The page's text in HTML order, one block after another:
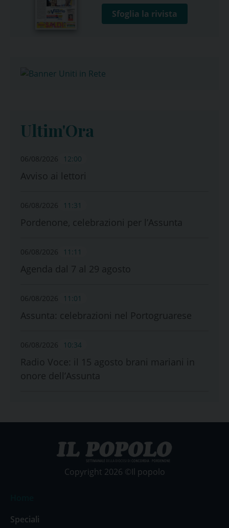
Sfoglia la rivista
Ultim'Ora
06/08/2026 12:00
Avviso ai lettori
06/08/2026 11:31
Pordenone, celebrazioni per l’Assunta
06/08/2026 11:11
Agenda dal 7 al 29 agosto
06/08/2026 11:01
Assunta: celebrazioni nel Portogruarese
06/08/2026 10:34
Radio Voce: il 15 agosto brani mariani in
onore dell’Assunta
Copyright 2026 ©Il popolo
Speciali